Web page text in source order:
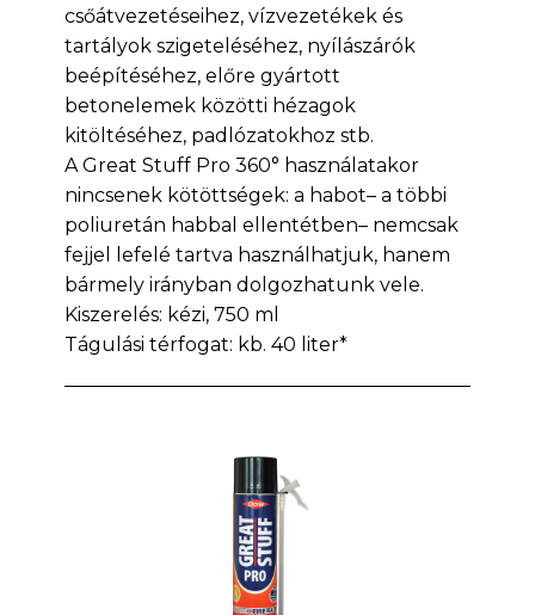
csőátvezetéseihez, vízvezetékek és
tartályok szigeteléséhez, nyílászárók
beépítéséhez, előre gyártott
betonelemek közötti hézagok
kitöltéséhez, padlózatokhoz stb.
A Great Stuff Pro 360° használatakor
nincsenek kötöttségek: a habot– a többi
poliuretán habbal ellentétben– nemcsak
fejjel lefelé tartva használhatjuk, hanem
bármely irányban dolgozhatunk vele.
Kiszerelés: kézi, 750 ml
Tágulási térfogat: kb. 40 liter*